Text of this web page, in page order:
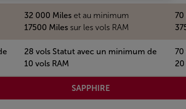
32 000 Miles et au minimum
17500 Milessur les vols RAM
70
28 vols Statut avec un minimum de
10 vols RAM
70
20
SAPPHIRE